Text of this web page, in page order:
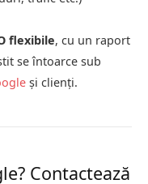
flexibile, cu un raport
se întoarce sub
și clienți.
Contactează